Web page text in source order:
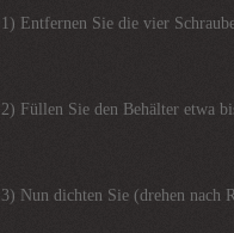
1) Entfernen Sie die vier
2) Füllen Sie den Behälter etwa
3) Nun dichten Sie (drehen nach